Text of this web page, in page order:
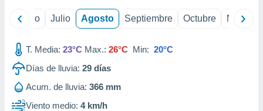
1199
Junio Julio Agosto Septiembre Octubre
T. Media: 23°C Max.: 26°C Min: 20°C
Días de lluvia: 29 días
Acum. de lluvia: 366 mm
Viento medio: 4 km/h